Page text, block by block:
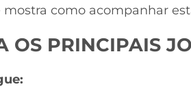
mostra como acompanhar
OS PRINCIPAIS